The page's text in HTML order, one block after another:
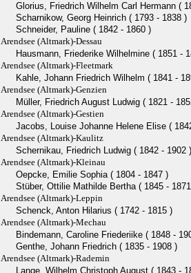
Glorius, Friedrich Wilhelm Carl Hermann (
Scharnikow, Georg Heinrich ( 1793 - 1838 )
Schneider, Pauline ( 1842 - 1860 )
Arendsee (Altmark)-Dessau
Hausmann, Friederike Wilhelmine ( 1851 -
Arendsee (Altmark)-Fleetmark
Kahle, Johann Friedrich Wilhelm ( 1841 -
Arendsee (Altmark)-Genzien
Müller, Friedrich August Ludwig ( 1821 -
Arendsee (Altmark)-Gestien
Jacobs, Louise Johanne Helene Elise (
Arendsee (Altmark)-Kaulitz
Schernikau, Friedrich Ludwig ( 1842 - 1902 )
Arendsee (Altmark)-Kleinau
Oepcke, Emilie Sophia ( 1804 - 1847 )
Stüber, Ottilie Mathilde Bertha ( 1845 -
Arendsee (Altmark)-Leppin
Schenck, Anton Hilarius ( 1742 - 1815 )
Arendsee (Altmark)-Mechau
Bindemann, Caroline Friederiike ( 1848 -
Genthe, Johann Friedrich ( 1835 - 1908 )
Arendsee (Altmark)-Rademin
Lange, Wilhelm Christoph August ( 1843 -